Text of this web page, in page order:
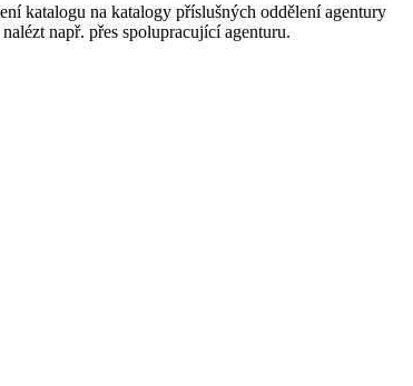
katalogu na katalogy příslušných oddělení agentury
např. přes spolupracující agenturu.